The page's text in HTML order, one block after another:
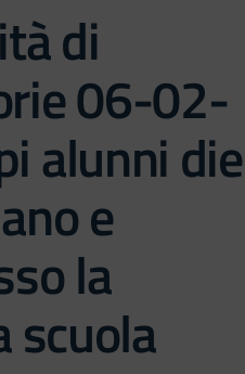
di
06-02-
alunni die
e
la
scuola